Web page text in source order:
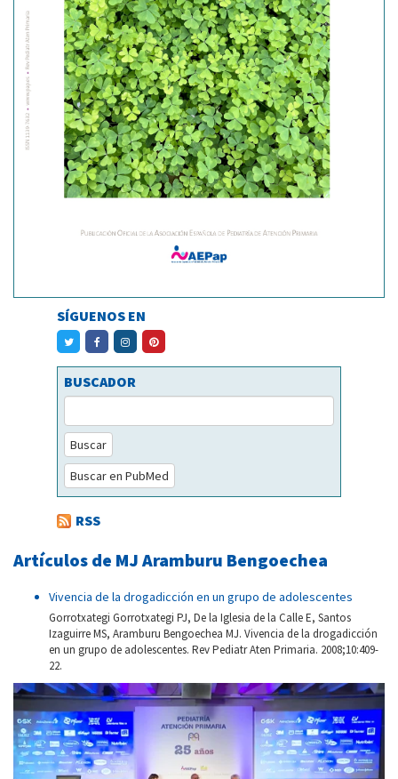
SÍGUENOS EN
BUSCADOR
Buscar
Buscar en PubMed
RSS
Artículos de MJ Aramburu Bengoechea
Vivencia de la drogadicción en un grupo de adolescentes
Gorrotxategi Gorrotxategi PJ, De la Iglesia de la Calle E, Santos
Izaguirre MS, Aramburu Bengoechea MJ. Vivencia de la drogadicción
en un grupo de adolescentes. Rev Pediatr Aten Primaria. 2008;10:409-
22.